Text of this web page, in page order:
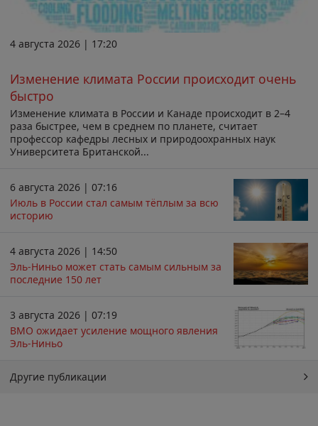
4 августа 2026 | 17:20
Изменение климата России происходит очень
быстро
Изменение климата в России и Канаде происходит в 2–4
раза быстрее, чем в среднем по планете, считает
профессор кафедры лесных и природоохранных наук
Университета Британской...
6 августа 2026 | 07:16
Июль в России стал самым тёплым за всю
историю
4 августа 2026 | 14:50
Эль-Ниньо может стать самым сильным за
последние 150 лет
3 августа 2026 | 07:19
ВМО ожидает усиление мощного явления
Эль-Ниньо
Другие публикации